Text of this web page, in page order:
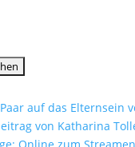
auf das
von Katharina